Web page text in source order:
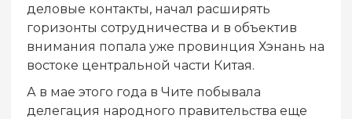
деловые контакты, начал расширять
горизонты сотрудничества и в объектив
внимания попала уже провинция Хэнань на
востоке центральной части Китая.
А в мае этого года в Чите побывала
делегация народного правительства еще